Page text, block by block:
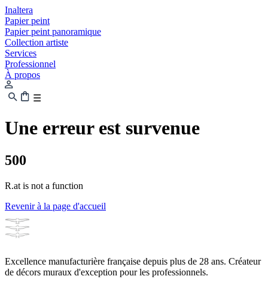
Inaltera
Papier peint
Papier peint panoramique
Collection artiste
Services
Professionnel
À propos
☰
Une erreur est survenue
500
R.at is not a function
Revenir à la page d'accueil
Excellence manufacturière française depuis plus de 28 ans. Créateur
de décors muraux d'exception pour les professionnels.